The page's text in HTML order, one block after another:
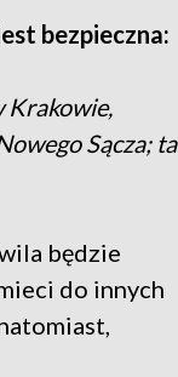
bezpieczna:
Krakowie,
Sącza; ta
będzie
do innych